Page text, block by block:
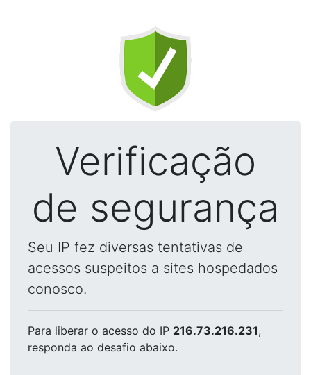
Verificação
de segurança
Seu IP fez diversas tentativas de
acessos suspeitos a sites hospedados
conosco.
Para liberar o acesso do IP 216.73.216.231,
responda ao desafio abaixo.